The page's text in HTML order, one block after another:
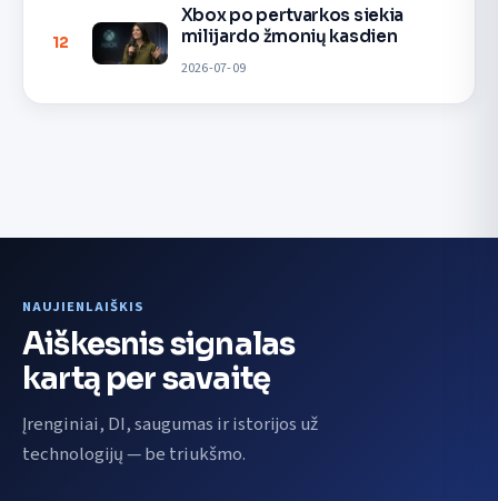
12
Xbox po pertvarkos siekia
milijardo žmonių kasdien
2026-07-09
NAUJIENLAIŠKIS
Aiškesnis signalas
kartą per savaitę
Įrenginiai, DI, saugumas ir istorijos už
technologijų — be triukšmo.